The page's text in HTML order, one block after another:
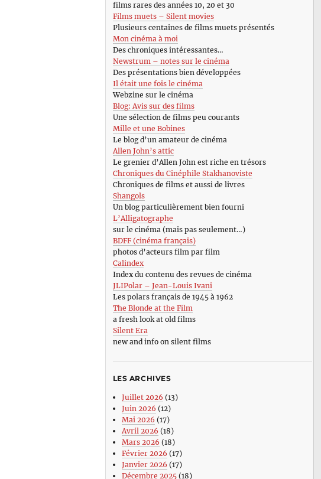
films rares des années 10, 20 et 30
Films muets – Silent movies
Plusieurs centaines de films muets présentés
Mon cinéma à moi
Des chroniques intéressantes…
Newstrum – notes sur le cinéma
Des présentations bien développées
Il était une fois le cinéma
Webzine sur le cinéma
Blog: Avis sur des films
Une sélection de films peu courants
Mille et une Bobines
Le blog d’un amateur de cinéma
Allen John’s attic
Le grenier d’Allen John est riche en trésors
Chroniques du Cinéphile Stakhanoviste
Chroniques de films et aussi de livres
Shangols
Un blog particulièrement bien fourni
L’Alligatographe
sur le cinéma (mais pas seulement…)
BDFF (cinéma français)
photos d’acteurs film par film
Calindex
Index du contenu des revues de cinéma
JLIPolar – Jean-Louis Ivani
Les polars français de 1945 à 1962
The Blonde at the Film
a fresh look at old films
Silent Era
new and info on silent films
LES ARCHIVES
Juillet 2026 (13)
Juin 2026 (12)
Mai 2026 (17)
Avril 2026 (18)
Mars 2026 (18)
Février 2026 (17)
Janvier 2026 (17)
Décembre 2025(18)